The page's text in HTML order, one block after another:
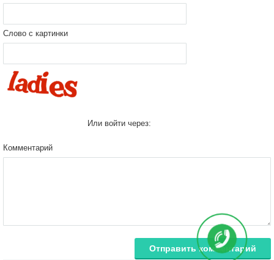
Слово с картинки
Или войти через:
Комментарий
Отправить комментарий